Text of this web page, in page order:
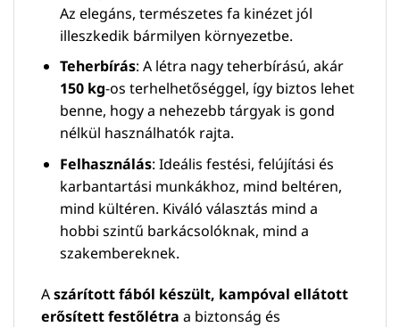
Az elegáns, természetes fa kinézet jól
illeszkedik bármilyen környezetbe.
Teherbírás: A létra nagy teherbírású, akár
150 kg-os terhelhetőséggel, így biztos lehet
benne, hogy a nehezebb tárgyak is gond
nélkül használhatók rajta.
Felhasználás: Ideális festési, felújítási és
karbantartási munkákhoz, mind beltéren,
mind kültéren. Kiváló választás mind a
hobbi szintű barkácsolóknak, mind a
szakembereknek.
Aszárított fából készült, kampóval ellátott
erősített festőlétra a biztonság és